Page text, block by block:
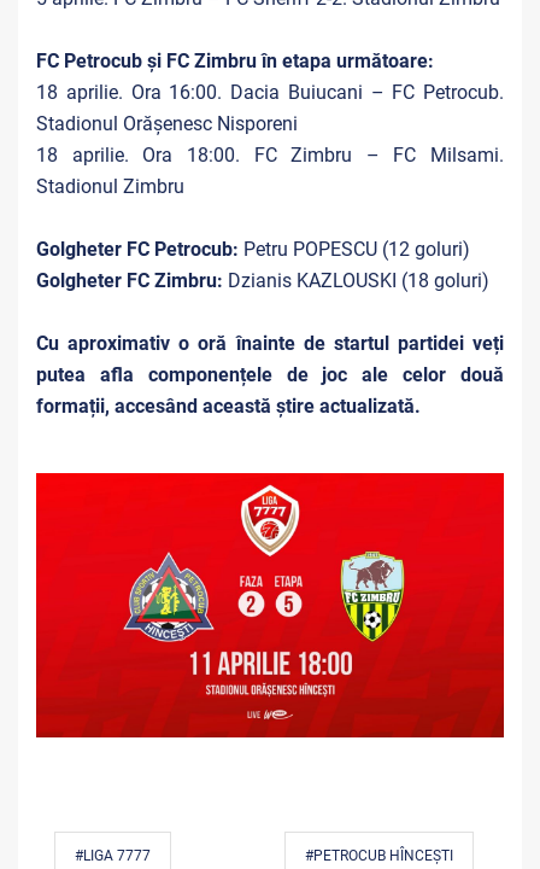
FC Petrocub și FC Zimbru în etapa următoare:
18 aprilie. Ora 16:00. Dacia Buiucani – FC Petrocub.
Stadionul Orășenesc Nisporeni
18 aprilie. Ora 18:00. FC Zimbru – FC Milsami.
Stadionul Zimbru
Golgheter FC Petrocub: Petru POPESCU (12 goluri)
Golgheter FC Zimbru: Dzianis KAZLOUSKI (18 goluri)
Cu aproximativ o oră înainte de startul partidei veți
putea afla componențele de joc ale celor două
formații, accesând această știre actualizată.
#LIGA 7777 #PETROCUB HÎNCEȘTI